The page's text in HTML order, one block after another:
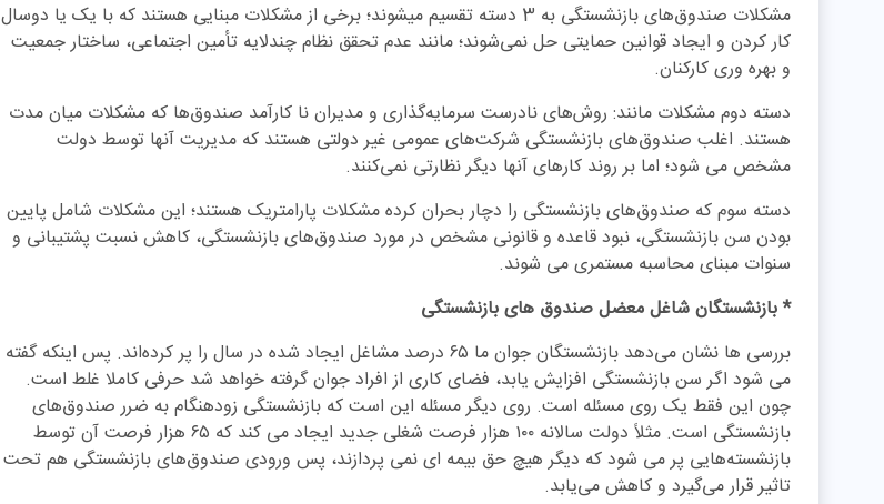
مشکلات صندوق‌های بازنشستگی به 3 دسته تقسیم می­شوند؛ برخی از مشکلات مبنایی هستند که با یک یا دوسال
کار کردن و ایجاد قوانین حمایتی حل نمی‌شوند؛ مانند عدم تحقق نظام چندلایه تأمین اجتماعی، ساختار جمعیت
و بهره وری کارکنان.
دسته دوم مشکلات مانند: روش‌های نادرست سرمایه‌گذاری و مدیران نا کارآمد صندوق‌ها که مشکلات میان مدت
هستند. اغلب صندوق‌های بازنشستگی شرکت‌های عمومی غیر دولتی هستند که مدیریت آنها توسط دولت
مشخص می شود؛ اما بر روند کارهای آنها دیگر نظارتی نمی‌کنند.
دسته سوم که صندوق‌های بازنشستگی را دچار بحران کرده مشکلات پارامتریک هستند؛ این مشکلات شامل پایین
بودن سن بازنشستگی، نبود قاعده و قانونی مشخص در مورد صندوق‌های بازنشستگی، کاهش نسبت پشتیبانی و
سنوات مبنای محاسبه مستمری می شوند.
* بازنشستگان شاغل معضل صندوق های بازنشستگی
بررسی ها نشان می‌دهد بازنشستگان جوان ما ۶۵ درصد مشاغل ایجاد شده در سال را پر کرده‌اند. پس اینکه گفته
می شود اگر سن بازنشستگی افزایش یابد، فضای کاری از افراد جوان گرفته خواهد شد حرفی کاملا غلط است.
چون این فقط یک روی مسئله است. روی دیگر مسئله‌ این است که بازنشستگی زودهنگام به ضرر صندوق‌های
بازنشستگی است. مثلاً دولت سالانه ۱۰۰ هزار فرصت شغلی جدید ایجاد می کند که ۶۵ هزار فرصت آن توسط
بازنشسته‌هایی پر می شود که دیگر هیچ حق بیمه ‌ای نمی ‌پردازند، پس ورودی صندوق‌های بازنشستگی هم تحت
تاثیر قرار می‌گیرد و کاهش می‌یابد.